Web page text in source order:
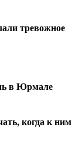
тревожное
в Юрмале
когда к ним